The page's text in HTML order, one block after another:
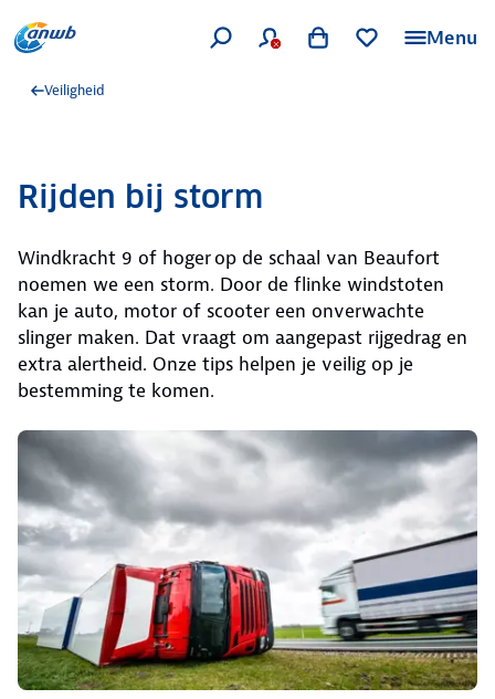
Menu
Veiligheid
Rijden bij storm
Windkracht 9 of hoger op de schaal van Beaufort
noemen we een storm. Door de flinke windstoten
kan je auto, motor of scooter een onverwachte
slinger maken. Dat vraagt om aangepast rijgedrag en
extra alertheid. Onze tips helpen je veilig op je
bestemming te komen.